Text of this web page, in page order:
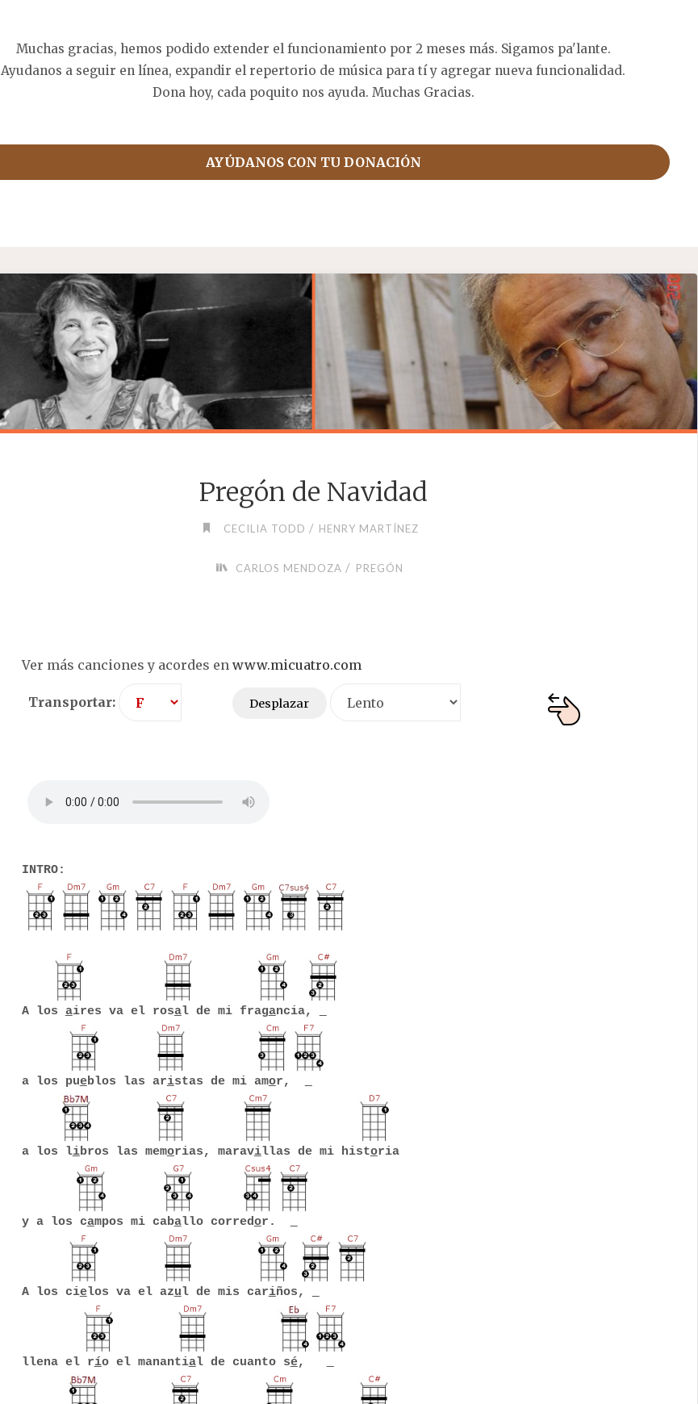
Muchas gracias, hemos podido extender el funcionamiento por 2 meses más. Sigamos pa'lante.
Ayudanos a seguir en línea, expandir el repertorio de música para tí y agregar nueva funcionalidad.
Dona hoy, cada poquito nos ayuda. Muchas Gracias.
AYÚDANOS CON TU DONACIÓN
Pregón de Navidad
CECILIA TODD / HENRY MARTÍNEZ
CARLOS MENDOZA / PREGÓN
Ver más canciones y acordes en www.micuatro.com
Transportar: Desplazar
INTRO:
A los aires va el rosal de mi fragancia,
a los pueblos las aristas de mi amor,
a los libros las memorias, maravillas de mi historia
y a los campos mi caballo corredor.
A los cielos va el azul de mis cariños,
llena el río el manantial de cuanto sé,